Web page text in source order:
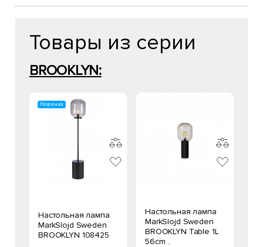
Товары из серии
BROOKLYN:
Новинка
Настольная лампа
MarkSlojd Sweden
BROOKLYN 108425
Настольная лампа
MarkSlojd Sweden
BROOKLYN Table 1L
56cm ..